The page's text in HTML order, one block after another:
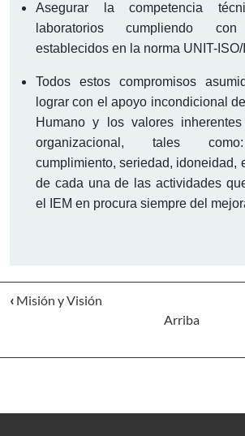
Asegurar la competencia
laboratorios cumpliendo
establecidos en la norma UNIT-
Todos estos compromisos
lograr con el apoyo incondicional
Humano y los valores
organizacional, tales
cumplimiento, seriedad, idoneidad,
de cada una de las actividades
el IEM en procura siempre del
‹ Misión y Visión
Arriba